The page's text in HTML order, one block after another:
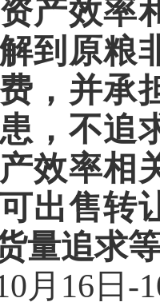
产效率
到原粮
，并承
，不追
效率相
出售转
量追求
月16日-